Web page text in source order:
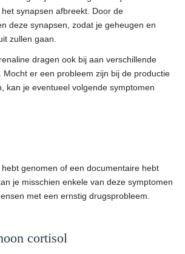
synapsen afbreekt. Door de
deze synapsen, zodat je geheugen en
zullen gaan.
dragen ook bij aan verschillende
Mocht er een probleem zijn bij de productie
kan je eventueel volgende symptomen
genomen of een documentaire hebt
je misschien enkele van deze symptomen
met een ernstig drugsprobleem.
cortisol